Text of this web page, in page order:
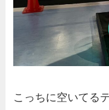
こっちに空いてる